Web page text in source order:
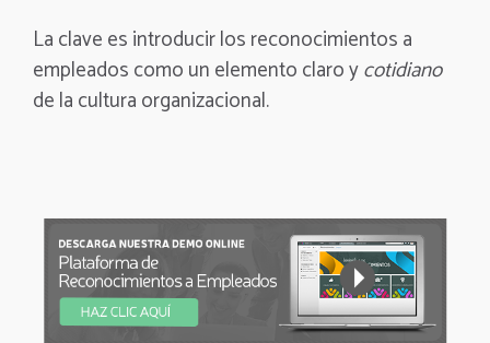
La clave es introducir los reconocimientos a
empleados como un elemento claro ycotidiano
de la cultura organizacional.